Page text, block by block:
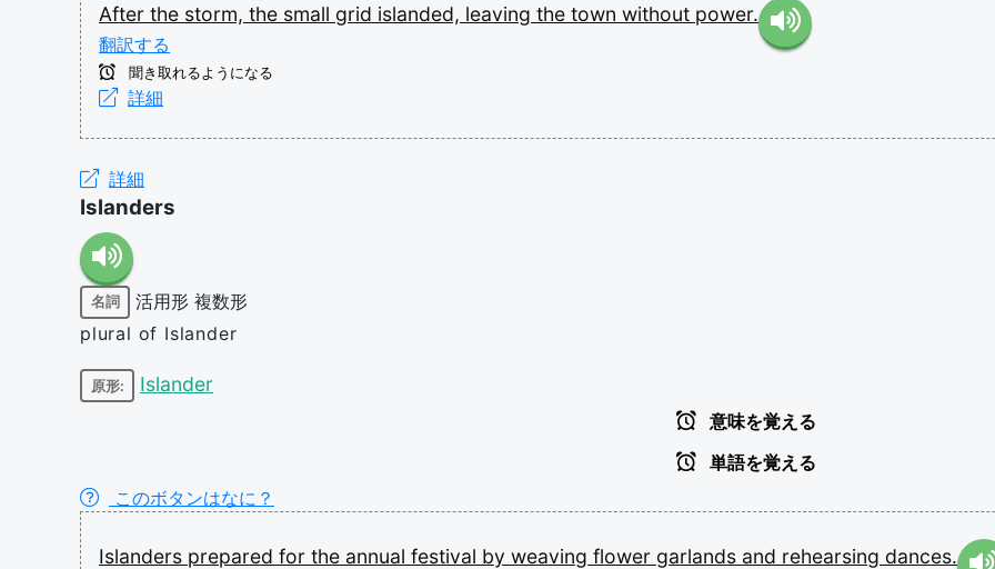
After the storm, the small grid islanded, leaving the town without power.
翻訳する
聞き取れるようになる
詳細
詳細
Islanders
名詞 活用形 複数形
plural of Islander
原形: Islander
意味を覚える
単語を覚える
このボタンはなに？
Islanders prepared for the annual festival by weaving flower garlands and rehearsing dances.